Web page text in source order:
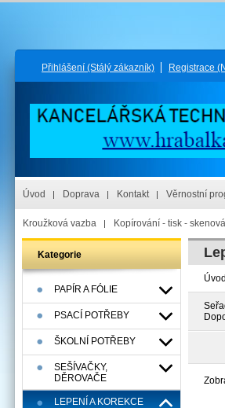
Přihlášení (Stálý zákazník) Registrace
Úvod Doprava Kontakt Věrnostní
Kroužková vazba Kopírování - tisk -
Kategorie
PAPÍR A FÓLIE
PSACÍ POTŘEBY
ŠKOLNÍ POTŘEBY
SEŠÍVAČKY,
DĚROVAČE
LEPENÍ A KOREKCE
Úvod